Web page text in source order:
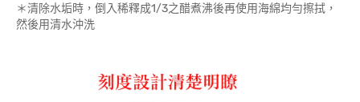
＊清除水垢時，倒入稀釋成1/3之醋煮沸後再使用海綿均勻擦拭，
然後用清水沖洗